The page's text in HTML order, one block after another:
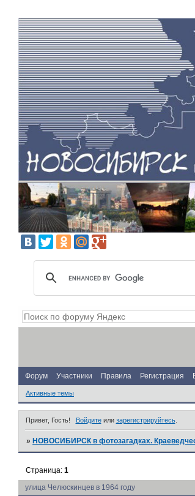
Форум Участники Правила Регистрация
Активные темы
Привет, Гость! Войдитеили зарегистрируйтесь.
»НОВОСИБИРСК в фотозагадках.
улица Челюскинцев в 1964 году
Страница:1